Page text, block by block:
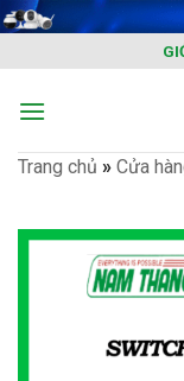
Skip
content
Trang chủ » Cửa